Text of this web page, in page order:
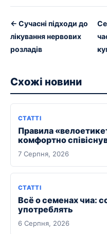
← Сучасні підходи до
лікування нервових
розладів
Схожі новини
СТАТТІ
Правила
комфортно
7 Серпня, 2026
СТАТТІ
Всё о семенах чиа:
употреблять
6 Серпня, 2026